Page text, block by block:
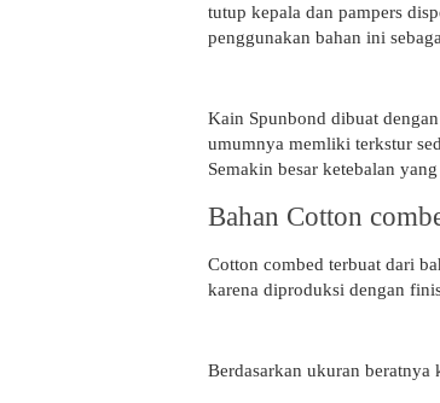
tutup kepala dan pampers
penggunakan bahan ini
Kain Spunbond dibuat
umumnya memliki terkstur
Semakin besar ketebalan
Bahan Cotton
Cotton combed terbuat dari
karena diproduksi dengan
Berdasarkan ukuran